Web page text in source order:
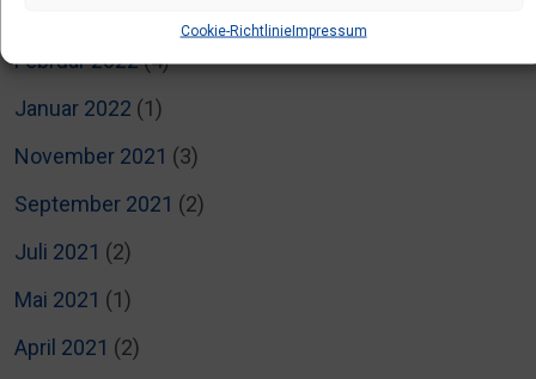
Cookie-RichtlinieImpressum
Februar 2022(4)
Januar 2022 (1)
November 2021 (3)
September 2021 (2)
Juli 2021 (2)
Mai 2021 (1)
April 2021 (2)